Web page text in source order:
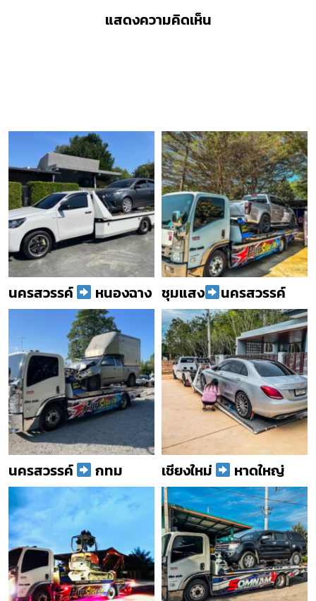
แสดงความคิดเห็น
นครสวรรค์ หนองฉาง ชุมแสง นครสวรรค์
นครสวรรค์ กทม เชียงใหม่ หาดใหญ่